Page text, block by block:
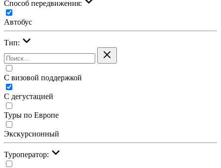
Cпособ передвижения:
Автобус
Тип:
С визовой поддержкой
С дегустацией
Туры по Европе
Экскурсионный
Туроператор: